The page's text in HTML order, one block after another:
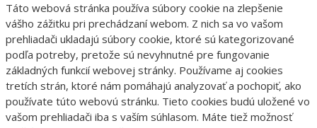
Táto webová stránka používa súbory cookie na zlepšenie
vášho zážitku pri prechádzaní webom. Z nich sa vo vašom
prehliadači ukladajú súbory cookie, ktoré sú kategorizované
podľa potreby, pretože sú nevyhnutné pre fungovanie
základných funkcií webovej stránky. Používame aj cookies
tretích strán, ktoré nám pomáhajú analyzovať a pochopiť, ako
používate túto webovú stránku. Tieto cookies budú uložené vo
vašom prehliadači iba s vaším súhlasom. Máte tiež možnosť